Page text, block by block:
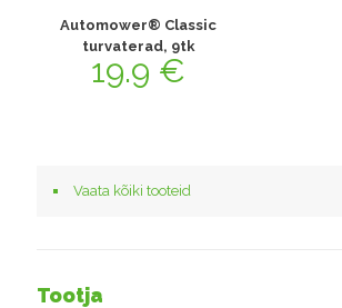
Automower® Classic
turvaterad, 9tk
19.9 €
Vaata kõiki tooteid
Tootja